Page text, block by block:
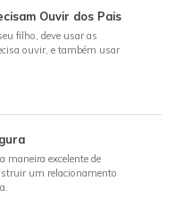
Ouvir dos Pais
filho, deve usar as
ouvir, e também usar
maneira excelente de
um relacionamento